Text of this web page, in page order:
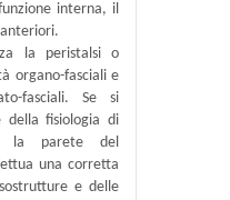
interna, il
la peristalsi o
organo-fasciali e
fasciali. Se si
della fisiologia di
la parete del
una corretta
e delle